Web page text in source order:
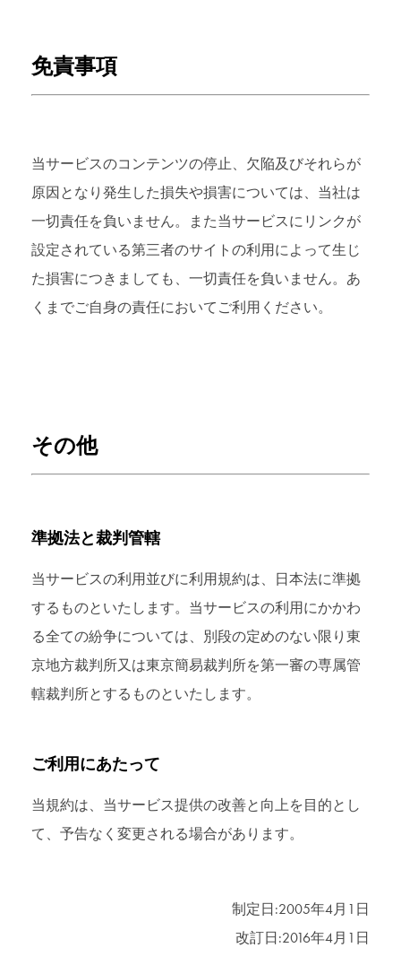
免責事項
当サービスのコンテンツの停止、欠陥及びそれらが
原因となり発生した損失や損害については、当社は
一切責任を負いません。また当サービスにリンクが
設定されている第三者のサイトの利用によって生じ
た損害につきましても、一切責任を負いません。あ
くまでご自身の責任においてご利用ください。
その他
準拠法と裁判管轄
当サービスの利用並びに利用規約は、日本法に準拠
するものといたします。当サービスの利用にかかわ
る全ての紛争については、別段の定めのない限り東
京地方裁判所又は東京簡易裁判所を第一審の専属管
轄裁判所とするものといたします。
ご利用にあたって
当規約は、当サービス提供の改善と向上を目的とし
て、予告なく変更される場合があります。
制定日:2005年4月1日
改訂日:2016年4月1日